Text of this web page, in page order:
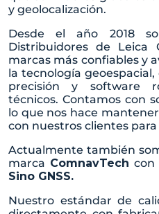
SERVICIO TÉCNICO
SOPORTE
y geolocalización.
Desde el año 2018
Distribuidores de Leica
marcas más confiables y
la tecnología geoespacial,
precisión y software
técnicos. Contamos con
lo que nos hace
con nuestros clientes
Actualmente también
marca ComnavTechcon
Sino GNSS.
Nuestro estándar de